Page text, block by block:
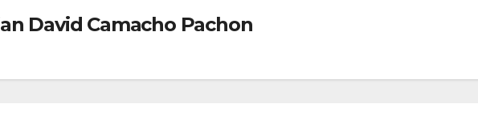
David Camacho Pachon